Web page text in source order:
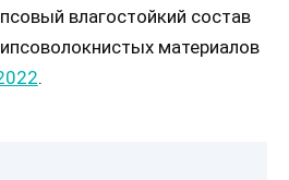
влагостойкий состав
материалов
.